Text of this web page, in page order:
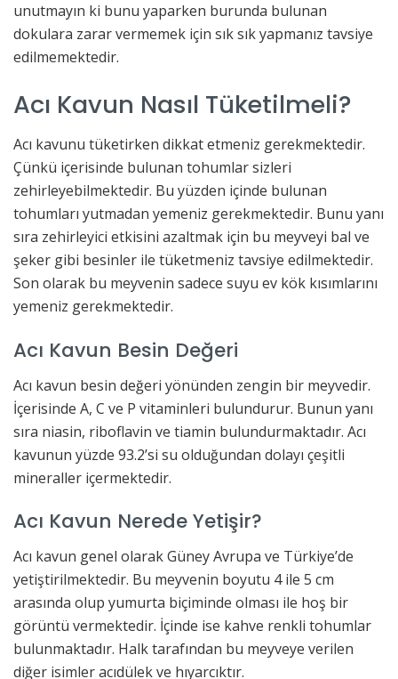
unutmayın ki bunu yaparken burunda bulunan
dokulara zarar vermemek için sık sık yapmanız tavsiye
edilmemektedir.
Acı Kavun Nasıl Tüketilmeli?
Acı kavunu tüketirken dikkat etmeniz gerekmektedir.
Çünkü içerisinde bulunan tohumlar sizleri
zehirleyebilmektedir. Bu yüzden içinde bulunan
tohumları yutmadan yemeniz gerekmektedir. Bunu yanı
sıra zehirleyici etkisini azaltmak için bu meyveyi bal ve
şeker gibi besinler ile tüketmeniz tavsiye edilmektedir.
Son olarak bu meyvenin sadece suyu ev kök kısımlarını
yemeniz gerekmektedir.
Acı Kavun Besin Değeri
Acı kavun besin değeri yönünden zengin bir meyvedir.
İçerisinde A, C ve P vitaminleri bulundurur. Bunun yanı
sıra niasin, riboflavin ve tiamin bulundurmaktadır. Acı
kavunun yüzde 93.2’si su olduğundan dolayı çeşitli
mineraller içermektedir.
Acı Kavun Nerede Yetişir?
Acı kavun genel olarak Güney Avrupa ve Türkiye’de
yetiştirilmektedir. Bu meyvenin boyutu 4 ile 5 cm
arasında olup yumurta biçiminde olması ile hoş bir
görüntü vermektedir. İçinde ise kahve renkli tohumlar
bulunmaktadır. Halk tarafından bu meyveye verilen
diğer isimler acıdülek ve hıyarcıktır.